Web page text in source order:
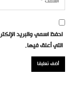
احفظ اسمي والبريد
التي أعلق فيها.